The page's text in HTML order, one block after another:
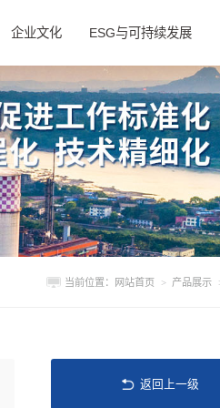
企业文化 ESG与可持续发展
当前位置： 网站首页 > 产品展示
返回上一级